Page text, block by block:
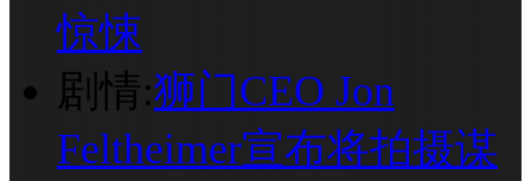
惊悚
剧情:狮门CEO Jon
Feltheimer宣布将拍摄谋